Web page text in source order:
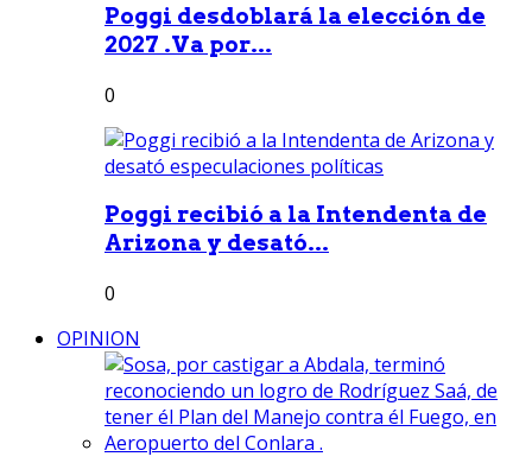
Poggi desdoblará la elección de
2027 .Va por...
0
Poggi recibió a la Intendenta de
Arizona y desató...
0
OPINION